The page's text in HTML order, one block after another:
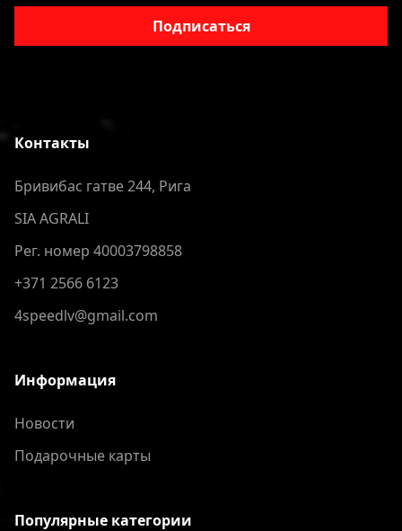
Подписаться
Контакты
Бривибас гатве 244, Рига
SIA AGRALI
Рег. номер 40003798858
+371 2566 6123
4speedlv@gmail.com
Информация
Новости
Подарочные карты
Популярные категории